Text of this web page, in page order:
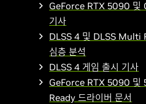
GeForce RTX 5090 및
기사
DLSS 4 및 DLSS Multi
심층 분석
DLSS 4 게임 출시 기사
GeForce RTX 5090
Ready 드라이버 문서